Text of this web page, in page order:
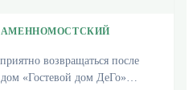
возвращаться после
«Гостевой дом ДеГо»